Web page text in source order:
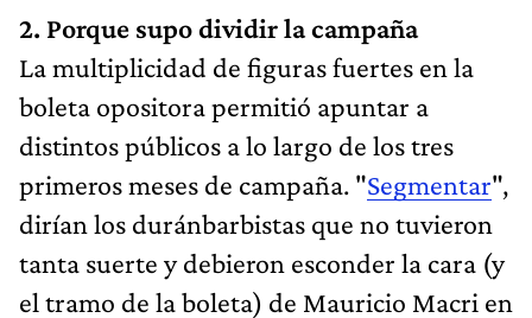
2. Porque supo dividir la campaña
La multiplicidad de figuras fuertes en la
boleta opositora permitió apuntar a
distintos públicos a lo largo de los tres
primeros meses de campaña. "Segmentar",
dirían los duránbarbistas que no tuvieron
tanta suerte y debieron esconder la cara (y
el tramo de la boleta) de Mauricio Macri en